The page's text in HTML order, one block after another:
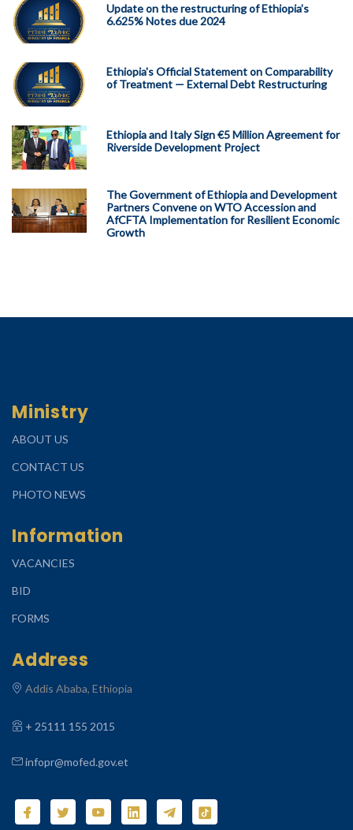
Update on the restructuring of Ethiopia’s
6.625% Notes due 2024
Ethiopia's Official Statement on Comparability
of Treatment — External Debt Restructuring
Ethiopia and Italy Sign €5 Million Agreement for
Riverside Development Project
The Government of Ethiopia and Development
Partners Convene on WTO Accession and
AfCFTA Implementation for Resilient Economic
Growth
Ministry
ABOUT US
CONTACT US
PHOTO NEWS
Information
VACANCIES
BID
FORMS
Address
Addis Ababa, Ethiopia
+ 25111 155 2015
infopr@mofed.gov.et